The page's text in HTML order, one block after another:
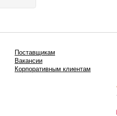
Поставщикам
Вакансии
Корпоративным клиентам